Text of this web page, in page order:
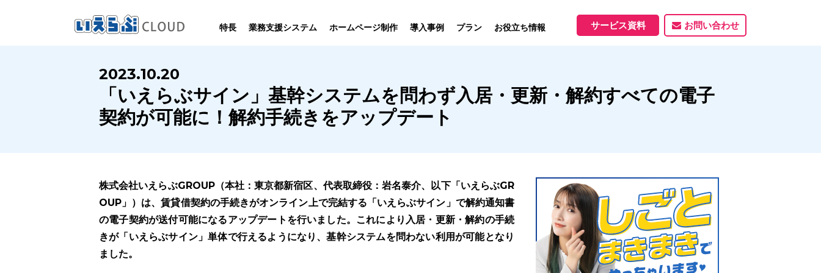
特長 業務支援システム
SYSTEM
いえらぶCLOUDは不動産業務を
幅広く支援しています。
賃貸仲介
業務向け機能
売買仲介
業務向け機能
賃貸管理
業務向け機能
サービス一覧
ホームページ制作
HOMEPAGE
いえらぶは集客用ホームページを
不動産業に特化して制作しています。
制作について
制作の流れ
制作実績
導入事例
PERFORMANCE
いえらぶCLOUDを実際にご利用の
お客様の声と制作実績のご紹介です。
ユーザーインタビュー ホームページ制作実績
プラン お役立ち情報
INFORMATION
いえらぶCLOUDや不動産業界に関する
ニュース･ノウハウをお伝えします。
ニュース一覧 お役立ちブログ 資料ダウンロード
サービス資料 お問い合わせ
2023.10.20
「いえらぶサイン」基幹システムを問わず入居・更新・解約すべての電子
契約が可能に！解約手続きをアップデート
株式会社いえらぶGROUP（本社：東京都新宿区、代表取締役：岩名泰介、以下「いえらぶGR
OUP」）は、賃貸借契約の手続きがオンライン上で完結する「いえらぶサイン」で解約通知書
の電子契約が送付可能になるアップデートを行いました。これにより入居・更新・解約の手続
きが「いえらぶサイン」単体で行えるようになり、基幹システムを問わない利用が可能となり
ました。